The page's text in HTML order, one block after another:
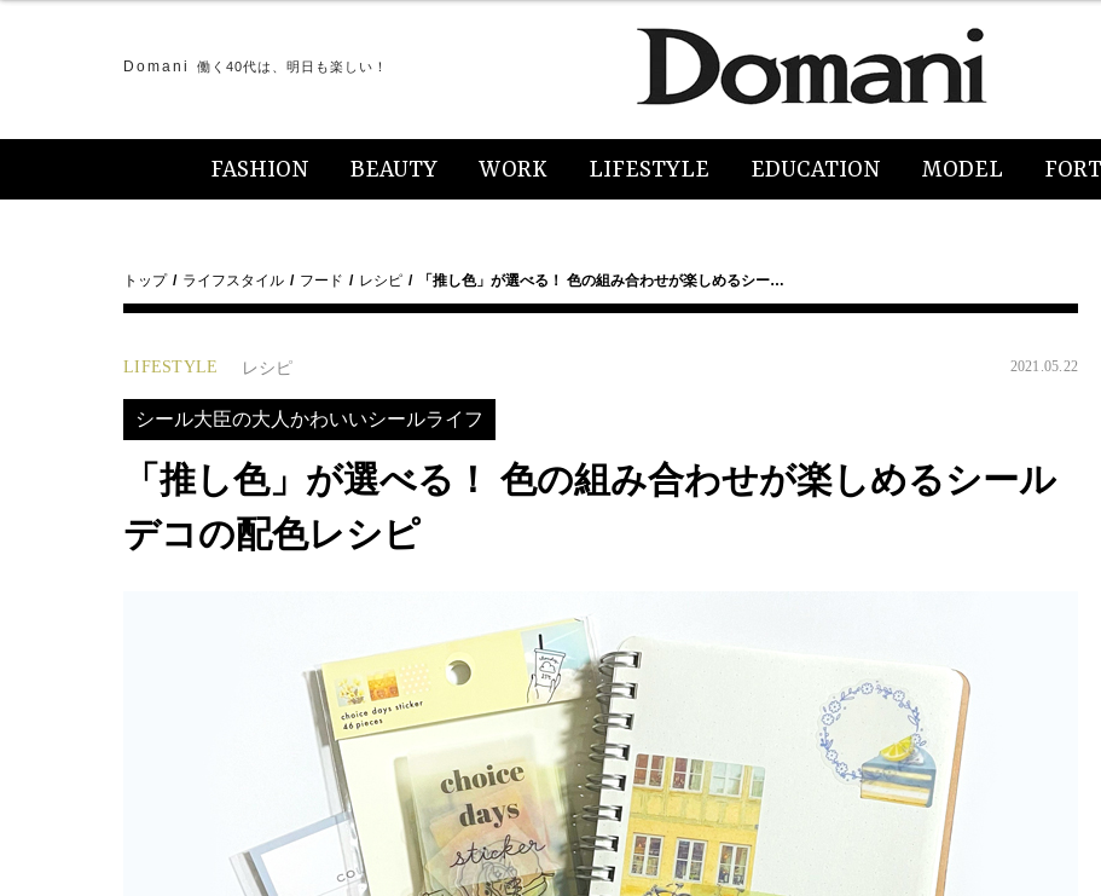
Domani 働く40代は、明日も楽しい！
FASHION BEAUTY WORK LIFESTYLE EDUCATION MODEL
トップ ライフスタイル フード レシピ 「推し色」が選べる！ 色の組み合わせが楽しめるシー…
LIFESTYLE レシピ 2021.05.22
シール大臣の大人かわいいシールライフ
「推し色」が選べる！ 色の組み合わせが楽しめるシール
デコの配色レシピ